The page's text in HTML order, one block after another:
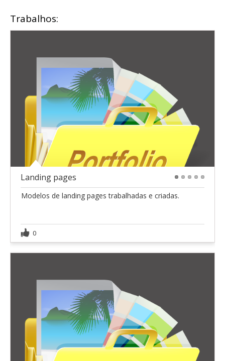
Trabalhos:
Landing pages
Modelos de landing pages trabalhadas e criadas.
0